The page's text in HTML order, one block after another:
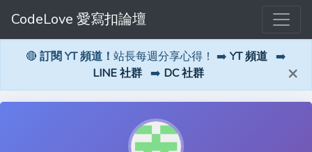
CodeLove 愛寫扣論壇
🔴 訂閱 YT 頻道！ 站長每週分享心得！ ➡️ YT 頻道 ➡️
LINE 社群 ➡️ DC 社群 ×